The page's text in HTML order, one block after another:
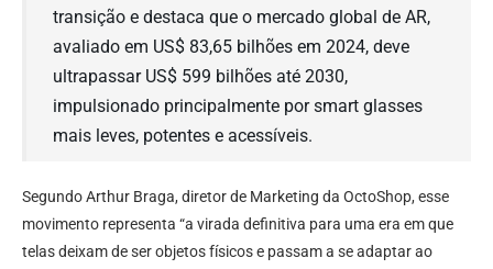
transição e destaca que o mercado global de AR,
avaliado em US$ 83,65 bilhões em 2024, deve
ultrapassar US$ 599 bilhões até 2030,
impulsionado principalmente por smart glasses
mais leves, potentes e acessíveis.
Segundo Arthur Braga, diretor de Marketing da OctoShop, esse
movimento representa “a virada definitiva para uma era em que
telas deixam de ser objetos físicos e passam a se adaptar ao